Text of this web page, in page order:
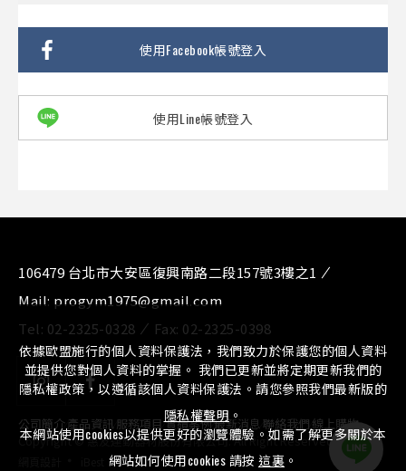
使用Facebook帳號登入
使用Line帳號登入
106479 台北市大安區復興南路二段157號3樓之1
Mail: progym1975@gmail.com
Tel: 02-2325-0328 Fax: 02-2325-0398
公司簡介產品資訊 服務項目⁄實績案例⁄最新消息 聯絡我們 線上購物
Copyright © 惠友運動器材股份有限公司. All Right Reserved.
依據歐盟施行的個人資料保護法，我們致力於保護您的個人資料
並提供您對個人資料的掌握。 我們已更新並將定期更新我們的
隱私權政策，以遵循該個人資料保護法。請您參照我們最新版的
隱私權聲明 。
本網站使用cookies以提供更好的瀏覽體驗。如需了解更多關於本
網站如何使用cookies 請按 這裏 。